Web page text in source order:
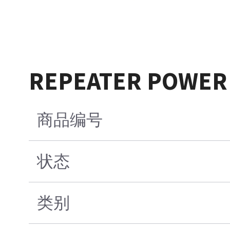
REPEATER
商品编号
状态
类别